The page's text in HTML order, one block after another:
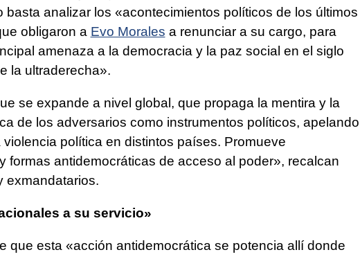
basta analizar los «acontecimientos políticos de los últimos
obligaron a Evo Morales a renunciar a su cargo, para
amenaza a la democracia y la paz social en el siglo
la ultraderecha».
se expande a nivel global, que propaga la mentira y la
de los adversarios como instrumentos políticos, apelando
política en distintos países. Promueve
formas antidemocráticas de acceso al poder», recalcan
exmandatarios.
a su servicio»
que esta «acción antidemocrática se potencia allí donde